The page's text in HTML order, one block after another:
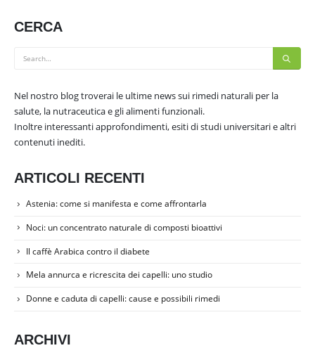
CERCA
Nel nostro blog troverai le ultime news sui rimedi naturali per la
salute, la nutraceutica e gli alimenti funzionali.
Inoltre interessanti approfondimenti, esiti di studi universitari e altri
contenuti inediti.
ARTICOLI RECENTI
Astenia: come si manifesta e come affrontarla
Noci: un concentrato naturale di composti bioattivi
Il caffè Arabica contro il diabete
Mela annurca e ricrescita dei capelli: uno studio
Donne e caduta di capelli: cause e possibili rimedi
ARCHIVI